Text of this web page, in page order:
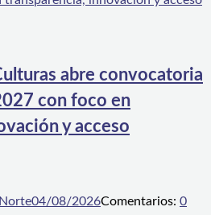
abre convocatoria
con foco en
y acceso
04/08/2026Comentarios: 0